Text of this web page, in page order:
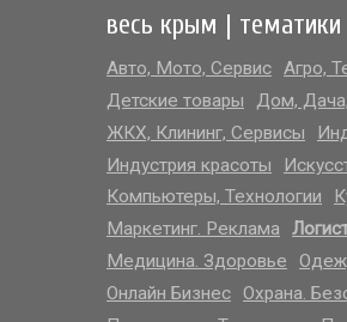
весь крым | тематики
Авто, Мото, Сервис Агро,
Детские товары
Дом,
ЖКХ, Клининг, Сервисы
Индустрия красоты
Компьютеры, Технологии
Маркетинг. Реклама
Медицина. Здоровье
Онлайн Бизнес Охрана.